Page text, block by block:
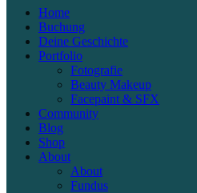
Home
Buchung
Deine Geschichte
Portfolio
Fotografie
Beauty Makeup
Facepaint & SFX
Community
Blog
Shop
About
About
Fundus